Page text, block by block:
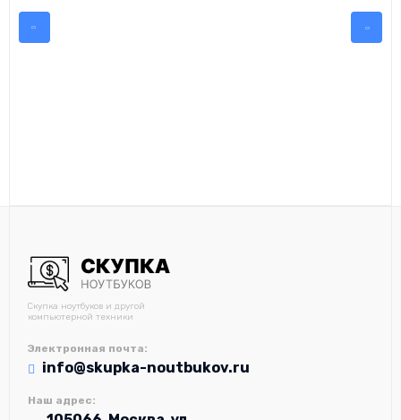
Скупка ноутбуков и другой
компьютерной техники
Электронная почта:
info@skupka-noutbukov.ru
Наш адрес: